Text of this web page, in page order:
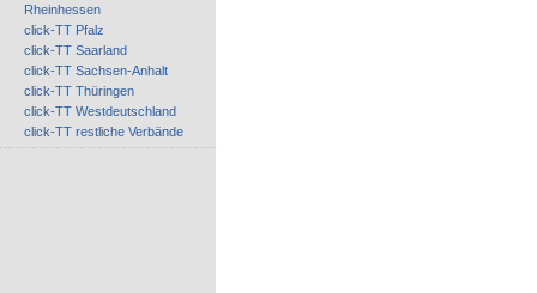
Rheinhessen
click-TT Pfalz
click-TT Saarland
click-TT Sachsen-Anhalt
click-TT Thüringen
click-TT Westdeutschland
click-TT restliche Verbände